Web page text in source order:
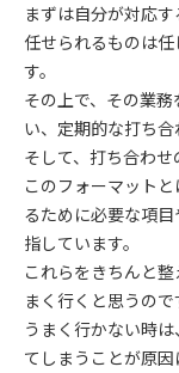
まずは自分が対応す
任せられるものは
す。
その上で、その業
い、定期的な打ち合
そして、打ち合わせ
このフォーマット
るために必要な項
指しています。
これらをきちんと
まく行くと思うので
うまく行かない時
てしまうことが原因